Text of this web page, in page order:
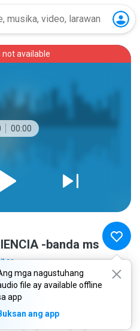
not available
00:00
mga nagustuhang
file ay available offline
app
ang app
-banda ms
pa...
dj amparito